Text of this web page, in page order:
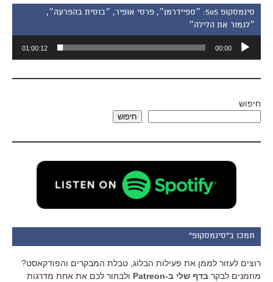
סינמסקופ 505: ״ספיידרמן״, פרסי אופיר, ״בוסית בהפרעה״,
״לגמור את הלילה״
אודיו
00:00
01:00:12
חיפוש
חיפוש
תמכו ב"סינמסקופ"
רוצים לעזור לממן את פעילות הבלוג, טבלת המבקרים והפודקאסט?
מוזמנים לבקר בדף שלי ב-Patreon
ולבחור לכם את אחת מדרגות